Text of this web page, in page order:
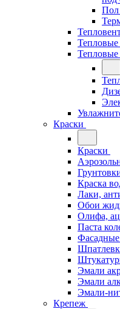
Пол
Тепловые
Краски
Краски
Краска
Лаки,
Обои
Олифа,
Паста
Фасадные
Эмали
Эмали
Эмали-
Крепеж